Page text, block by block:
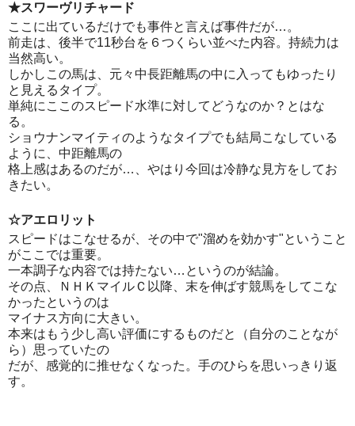
★スワーヴリチャード
ここに出ているだけでも事件と言えば事件だが…。
前走は、後半で11秒台を６つくらい並べた内容。持続力は
当然高い。
しかしこの馬は、元々中長距離馬の中に入ってもゆったり
と見えるタイプ。
単純にここのスピード水準に対してどうなのか？とはな
る。
ショウナンマイティのようなタイプでも結局こなしている
ように、中距離馬の
格上感はあるのだが…、やはり今回は冷静な見方をしてお
きたい。
☆アエロリット
スピードはこなせるが、その中で"溜めを効かす"ということ
がここでは重要。
一本調子な内容では持たない…というのが結論。
その点、ＮＨＫマイルＣ以降、末を伸ばす競馬をしてこな
かったというのは
マイナス方向に大きい。
本来はもう少し高い評価にするものだと（自分のことなが
ら）思っていたの
だが、感覚的に推せなくなった。手のひらを思いっきり返
す。